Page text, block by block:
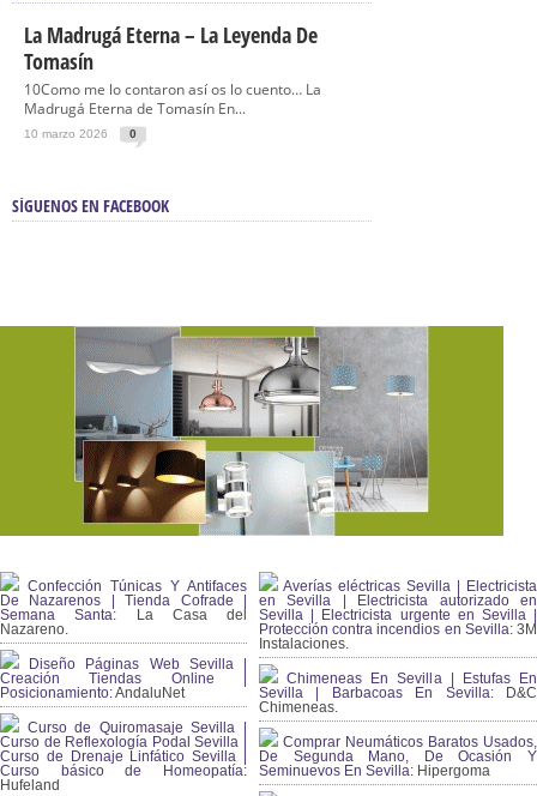
La Madrugá Eterna – La Leyenda De
Tomasín
10Como me lo contaron así os lo cuento… La
Madrugá Eterna de Tomasín En...
10 marzo 2026 0
SÍGUENOS EN FACEBOOK
Confección Túnicas Y Antifaces
De Nazarenos | Tienda Cofrade |
Semana Santa: La Casa del
Nazareno.
Diseño Páginas Web Sevilla |
Creación Tiendas Online |
Posicionamiento:AndaluNet
Curso de Quiromasaje Sevilla |
Curso de Reflexología Podal Sevilla |
Curso de Drenaje Linfático Sevilla |
Curso básico de Homeopatía:
Hufeland
Averías eléctricas Sevilla | Electricista
en Sevilla | Electricista autorizado en
Sevilla | Electricista urgente en Sevilla |
Protección contra incendios en Sevilla:3M
Instalaciones.
Chimeneas En Sevilla | Estufas En
Sevilla | Barbacoas En Sevilla:D&C
Chimeneas.
Comprar Neumáticos Baratos Usados,
De Segunda Mano, De Ocasión Y
Seminuevos En Sevilla: Hipergoma